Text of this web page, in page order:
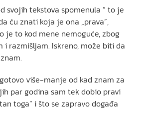
svojih tekstova spomenula ” to je
ću znati koja je ona „prava”,
je to kod mene nemoguće, zbog
i razmišljam. Iskreno, može biti da
više-manje od kad znam za
par godina sam tek dobio pravi
toga” i što se zapravo događa